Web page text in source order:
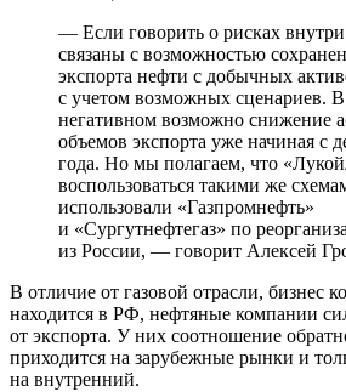
— Если говорить о рисках
связаны с возможностью
экспорта нефти с добычных
с учетом возможных сценариев.
негативном возможно снижение
объемов экспорта уже начиная с
года. Но мы полагаем, что
воспользоваться такими же
использовали «Газпромнефть»
и «Сургутнефтегаз» по
из России, — говорит Алексей
В отличие от газовой отрасли, бизнес
находится в РФ, нефтяные компании
от экспорта. У них соотношение
приходится на зарубежные рынки и
на внутренний.